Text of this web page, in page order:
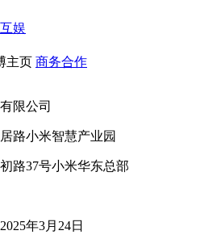
娱
主页 商务合作
限公司
路小米智慧产业园
路37号小米华东总部
年3月24日